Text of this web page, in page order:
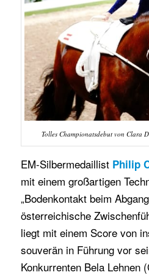
Tolles Championatsdebut von Clara
EM-Silbermedaillist Philip
mit einem großartigen
„Bodenkontakt beim
österreichische
liegt mit einem Score von
souverän in Führung vor
Konkurrenten Bela Lehnen